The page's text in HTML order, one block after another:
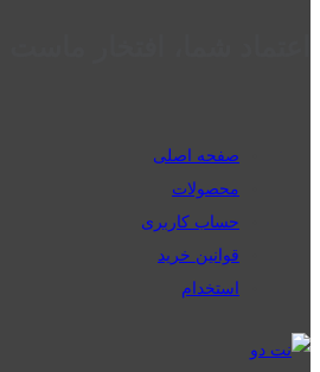
صفحه اصلی
محصولات
حساب کاربری
قوانین خرید
استخدام